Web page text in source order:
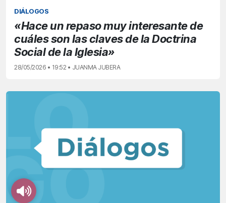
DIÁLOGOS
«Hace un repaso muy interesante de
cuáles son las claves de la Doctrina
Social de la Iglesia»
28/05/2026 • 19:52 • JUANMA JUBERA